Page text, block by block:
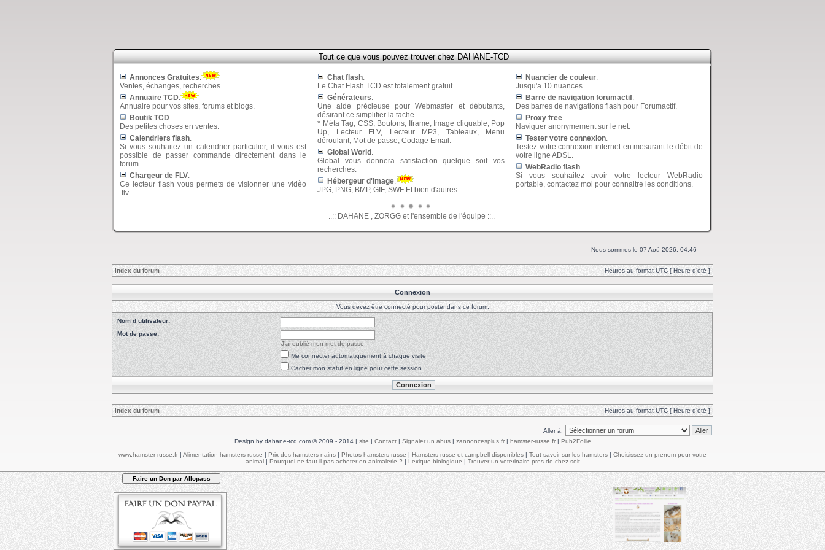
Tout ce que vous pouvez trouver chez DAHANE-TCD
Annonces Gratuites.
Ventes, échanges, recherches.
Annuaire TCD.
Annuaire pour vos sites, forums et blogs.
Boutik TCD.
Des petites choses en ventes.
Calendriers flash.
Si vous souhaitez un calendrier particulier, il vous est
possible de passer commande directement dans le
forum .
Chargeur de FLV.
Ce lecteur flash vous permets de visionner une vidèo
.flv
Chat flash.
Le Chat Flash TCD est totalement gratuit.
Générateurs.
Une aide précieuse pour Webmaster et débutants,
désirant ce simplifier la tache.
* Méta Tag, CSS, Boutons, Iframe, Image cliquable, Pop
Up, Lecteur FLV, Lecteur MP3, Tableaux, Menu
déroulant, Mot de passe, Codage Email.
Global World .
Global vous donnera satisfaction quelque soit vos
recherches.
Hébergeur d'image.
JPG, PNG, BMP, GIF, SWF Et bien d'autres .
Nuancier de couleur.
Jusqu'a 10 nuances .
Barre de navigation forumactif.
Des barres de navigations flash pour Forumactif.
Proxy free.
Naviguer anonymement sur le net.
Tester votre connexion.
Testez votre connexion internet en mesurant le débit de
votre ligne ADSL.
WebRadio flash.
Si vous souhaitez avoir votre lecteur WebRadio
portable, contactez moi pour connaitre les conditions.
..:: DAHANE , ZORGG et l'ensemble de l'équipe ::..
Nous sommes le 07 Aoû 2026, 04:46
Index du forum Heures au format UTC [ Heure d’été ]
Connexion
Vous devez être connecté pour poster dans ce forum.
Nom d’utilisateur:
Mot de passe:
J’ai oublié mon mot de passe
Me connecter automatiquement à chaque visite
Cacher mon statut en ligne pour cette session
Index du forum Heures au format UTC [ Heure d’été ]
Aller à:
Design by dahane-tcd.com © 2009 - 2014 | site | Contact| Signaler un abus| zannoncesplus.fr| hamster-russe.fr| Pub2Follie
www.hamster-russe.fr | Alimentation hamsters russe | Prix des hamsters nains | Photos hamsters russe | Hamsters russe et campbell disponibles | Tout savoir sur les hamsters | Choisissez un prenom pour votre
animal| Pourquoi ne faut il pas acheter en animalerie ? | Lexique biologique | Trouver un veterinaire pres de chez soit